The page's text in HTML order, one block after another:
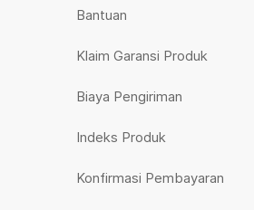
Bantuan
Klaim Garansi Produk
Biaya Pengiriman
Indeks Produk
Konfirmasi Pembayaran